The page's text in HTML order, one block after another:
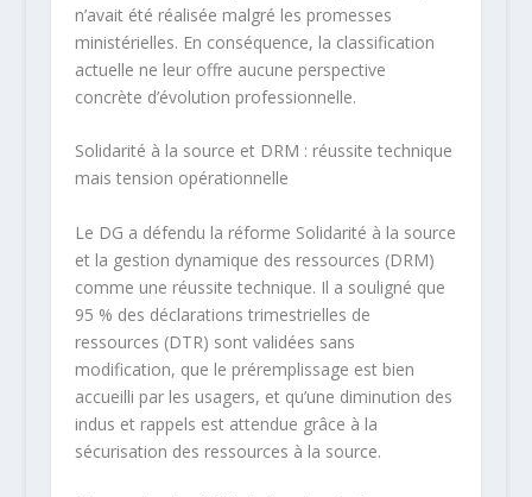
n’avait été réalisée malgré les promesses
ministérielles. En conséquence, la classification
actuelle ne leur offre aucune perspective
concrète d’évolution professionnelle.
Solidarité à la source et DRM : réussite technique
mais tension opérationnelle
Le DG a défendu la réforme Solidarité à la source
et la gestion dynamique des ressources (DRM)
comme une réussite technique. Il a souligné que
95 % des déclarations trimestrielles de
ressources (DTR) sont validées sans
modification, que le préremplissage est bien
accueilli par les usagers, et qu’une diminution des
indus et rappels est attendue grâce à la
sécurisation des ressources à la source.